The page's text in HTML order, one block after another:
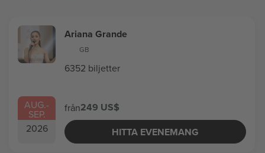
AUG.-
SEP.
2026
Ariana Grande
GB
6352 biljetter
från249 US$
HITTA EVENEMANG